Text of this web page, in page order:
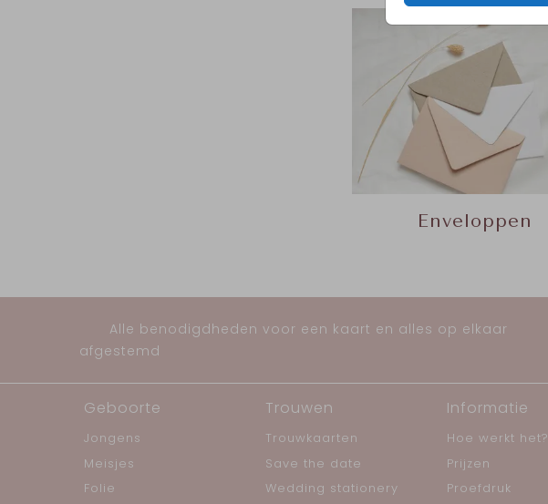
Enveloppen
Alle benodigdheden voor een kaart en alles op elkaar
afgestemd
Geboorte
Jongens
Meisjes
Folie
Trouwen
Trouwkaarten
Save the date
Wedding stationery
Informatie
Hoe werkt het?
Prijzen
Proefdruk